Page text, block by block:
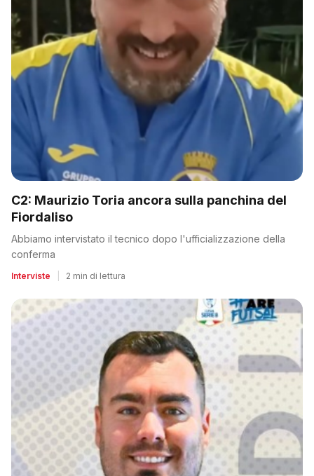
C2: Maurizio Toria ancora sulla panchina del
Fiordaliso
Abbiamo intervistato il tecnico dopo l'ufficializzazione della
conferma
Interviste 2 min di lettura